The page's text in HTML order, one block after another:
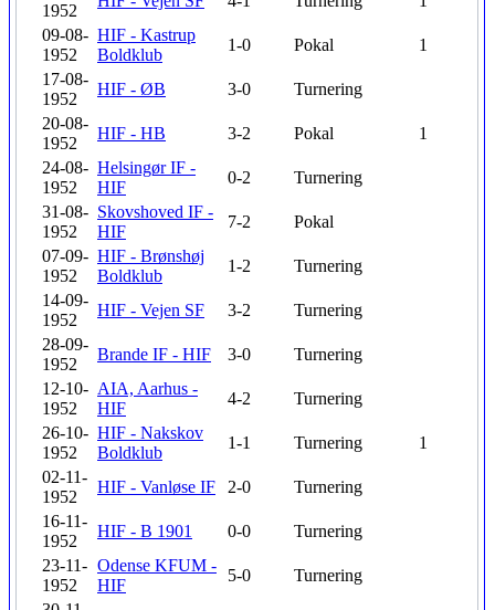
1952
09-08-
1952
HIF - Kastrup
Boldklub
1-0 Pokal
1
17-08-
1952
HIF - ØB 3-0
Turnering
20-08-
1952
HIF - HB 3-2 Pokal
1
24-08-
1952
Helsingør IF -
HIF
0-2
Turnering
31-08-
1952
Skovshoved IF -
HIF
7-2
Pokal
07-09-
1952
HIF - Brønshøj
Boldklub
1-2
Turnering
14-09-
1952
HIF - Vejen SF 3-2
Turnering
28-09-
1952
Brande IF - HIF 3-0
Turnering
12-10-
1952
AIA, Aarhus -
HIF
4-2
Turnering
26-10-
1952
HIF - Nakskov
Boldklub
1-1 Turnering
1
02-11-
1952
HIF - Vanløse IF 2-0
Turnering
16-11-
1952
HIF - B 1901 0-0
Turnering
23-11-
1952
Odense KFUM -
HIF
5-0
Turnering